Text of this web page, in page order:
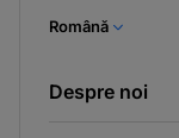
Română
Despre noi